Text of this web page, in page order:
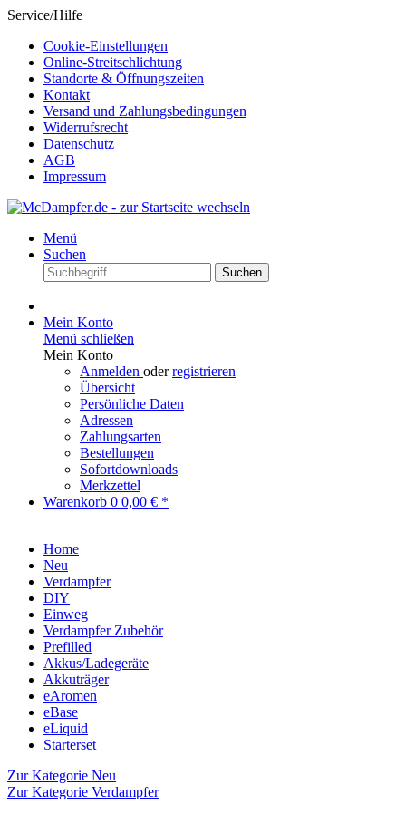
Service/Hilfe
Cookie-Einstellungen
Online-Streitschlichtung
Standorte & Öffnungszeiten
Kontakt
Versand und Zahlungsbedingungen
Widerrufsrecht
Datenschutz
AGB
Impressum
Menü
Suchen
Suchen
Mein Konto
Menü schließen
Mein Konto
Anmelden oderregistrieren
Übersicht
Persönliche Daten
Adressen
Zahlungsarten
Bestellungen
Sofortdownloads
Merkzettel
Warenkorb 0 0,00 € *
Home
Neu
Verdampfer
DIY
Einweg
Verdampfer Zubehör
Prefilled
Akkus/Ladegeräte
Akkuträger
eAromen
eBase
eLiquid
Starterset
Zur Kategorie Neu
Zur Kategorie Verdampfer